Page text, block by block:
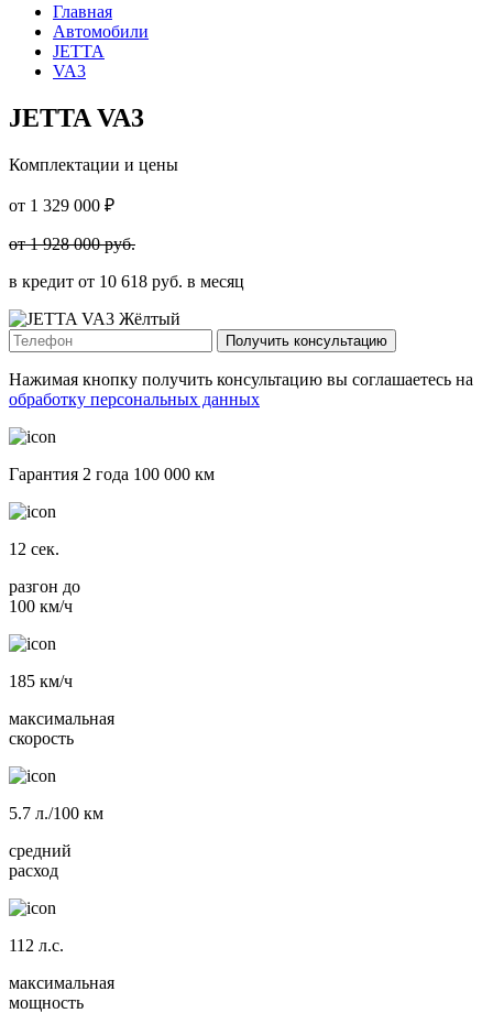
Главная
Автомобили
JETTA
VA3
JETTA VA3
Комплектации и цены
от 1 329 000 ₽
от1 928 000руб.
в кредит от 10 618 руб. в месяц
Получить консультацию
Нажимая кнопку получить консультацию вы соглашаетесь на
обработку персональных данных
Гарантия 2 года 100 000 км
12 сек.
разгон до
100 км/ч
185 км/ч
максимальная
скорость
5.7 л./100 км
средний
расход
112 л.с.
максимальная
мощность